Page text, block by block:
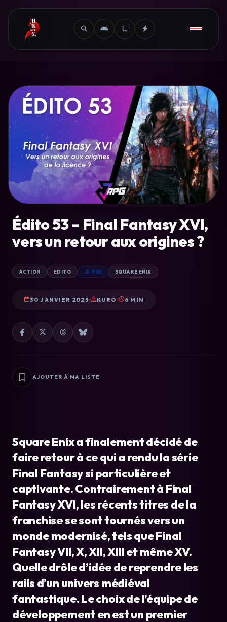
Édito 53 – Final Fantasy XVI,
vers un retour aux origines ?
ACTION EDITO PS5 SQUARE ENIX
30 JANVIER 2023 KURO 6 MIN
AJOUTER À MA LISTE
Square Enix a finalement décidé de
faire retour à ce qui a rendu la série
Final Fantasy si particulière et
captivante. Contrairement à Final
Fantasy XVI, les récents titres de la
franchise se sont tournés vers un
monde modernisé, tels que Final
Fantasy VII, X, XII, XIII et même XV.
Quelle drôle d’idée de reprendre les
rails d’un univers médiéval
fantastique. Le choix de l’équipe de
développement en est un premier